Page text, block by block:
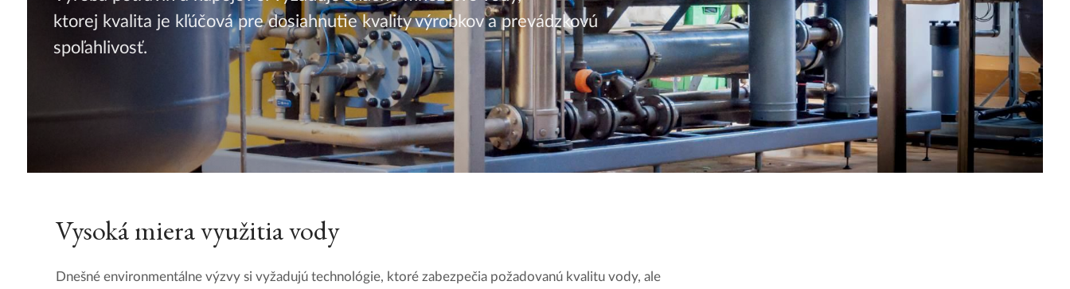
ktorej kvalita je kľúčová pre dosiahnutie kvality výrobkov a prevádzkovú
spoľahlivosť.
Vysoká miera využitia vody
Dnešné environmentálne výzvy si vyžadujú technológie, ktoré zabezpečia požadovanú kvalitu vody, ale